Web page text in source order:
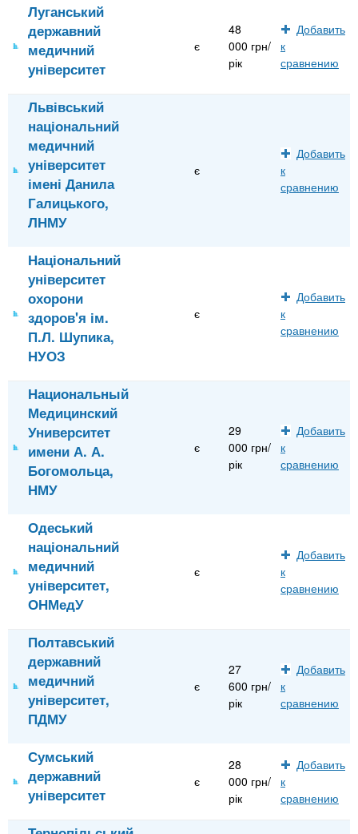
Луганський
державний
медичний
університет
є
48
000 грн/
рік
Добавить
к
сравнению
Львівський
національний
медичний
університет
імені Данила
Галицького,
ЛНМУ
є
Добавить
к
сравнению
Національний
університет
охорони
здоров'я ім.
П.Л. Шупика,
НУОЗ
є
Добавить
к
сравнению
Национальный
Медицинский
Университет
имени А. А.
Богомольца,
НМУ
є
29
000 грн/
рік
Добавить
к
сравнению
Одеський
національний
медичний
університет,
ОНМедУ
є
Добавить
к
сравнению
Полтавський
державний
медичний
університет,
ПДМУ
є
27
600 грн/
рік
Добавить
к
сравнению
Сумський
державний
університет
є
28
000 грн/
рік
Добавить
к
сравнению